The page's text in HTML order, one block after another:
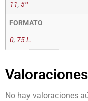
11, 5º
FORMATO
0, 75 L.
Valoraciones
No hay valoraciones